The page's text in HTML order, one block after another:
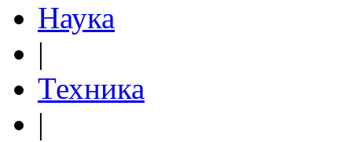
Наука
|
Техника
|